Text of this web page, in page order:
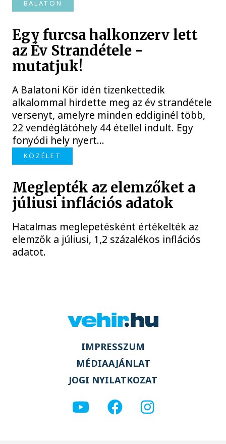
BALATON
Egy furcsa halkonzerv lett
az Év Strandétele -
mutatjuk!
A Balatoni Kör idén tizenkettedik
alkalommal hirdette meg az év strandétele
versenyt, amelyre minden eddiginél több,
22 vendéglátóhely 44 étellel indult. Egy
fonyódi hely nyert...
KÖZÉLET
Meglepték az elemzőket a
júliusi inflációs adatok
Hatalmas meglepetésként értékelték az
elemzők a júliusi, 1,2 százalékos inflációs
adatot.
IMPRESSZUM
MÉDIAAJÁNLAT
JOGI NYILATKOZAT